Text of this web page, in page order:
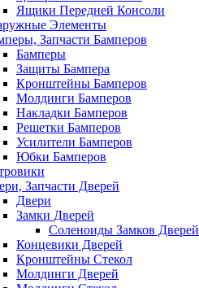
Ящики Передней Консоли
Элементы
Запчасти Бамперов
Бамперы
Защиты Бампера
Кронштейны Бамперов
Молдинги Бамперов
Накладки Бамперов
Решетки Бамперов
Усилители Бамперов
Юбки Бамперов
Запчасти Дверей
Двери
Замки Дверей
Соленоиды Замков Дверей
Концевики Дверей
Кронштейны Стекол
Молдинги Дверей